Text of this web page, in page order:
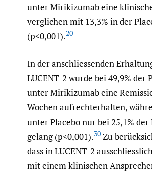
unter Mirikizumab eine
verglichen mit 13,3% in der
(p<0,001).20
In der anschliessenden
LUCENT-2 wurde bei 49,9% der
unter Mirikizumab eine
Wochen aufrechterhalten,
unter Placebo nur bei 25,1%
gelang (p<0,001).30 Zu
dass in LUCENT-2
mit einem klinischen